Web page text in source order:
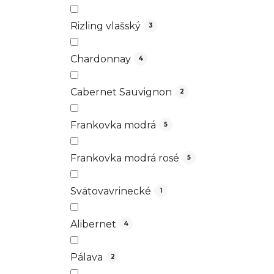
Rizling vlašský 3
Chardonnay 4
Cabernet Sauvignon 2
Frankovka modrá 5
Frankovka modrá rosé 5
Svätovavrinecké 1
Alibernet 4
Pálava 2